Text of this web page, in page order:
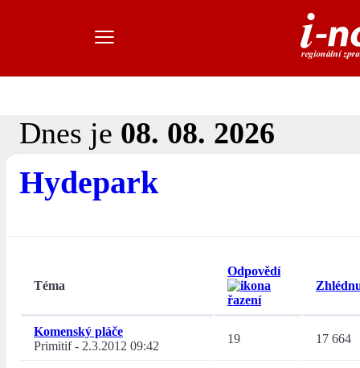
Dnes je 08. 08. 2026
Hydepark
Téma
Odpovědí
Komenský pláče
Primitif- 2.3.2012 09:42
19 17 664